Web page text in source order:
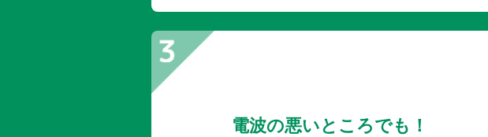
電波の悪いところでも！